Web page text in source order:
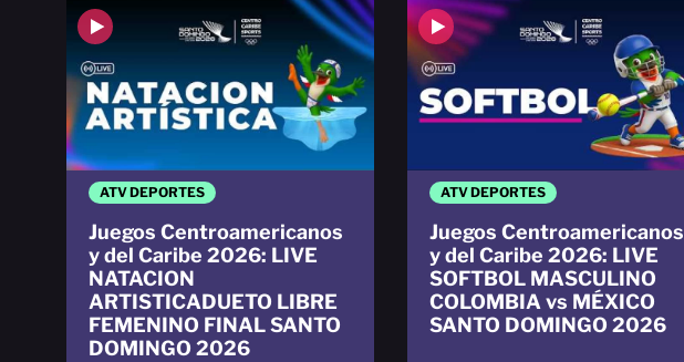
ATV DEPORTES
Juegos Centroamericanos
y del Caribe 2026: LIVE
NATACION
ARTISTICADUETO LIBRE
FEMENINO FINAL SANTO
DOMINGO 2026
ATV DEPORTES
Juegos Centroamericanos
y del Caribe 2026: LIVE
SOFTBOL MASCULINO
COLOMBIA vs MÉXICO
SANTO DOMINGO 2026